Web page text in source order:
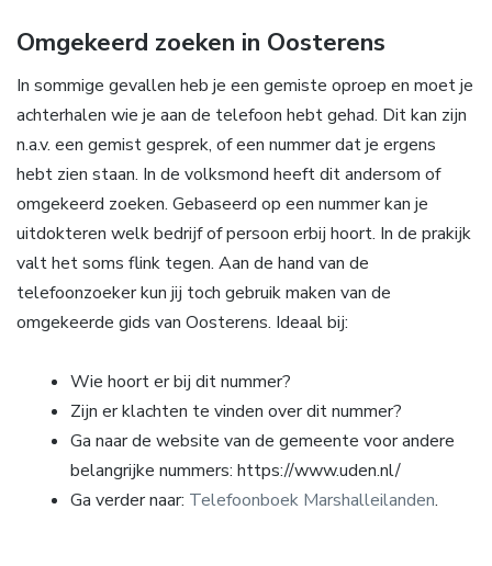
Omgekeerd zoeken in Oosterens
In sommige gevallen heb je een gemiste oproep en moet je
achterhalen wie je aan de telefoon hebt gehad. Dit kan zijn
n.a.v. een gemist gesprek, of een nummer dat je ergens
hebt zien staan. In de volksmond heeft dit andersom of
omgekeerd zoeken. Gebaseerd op een nummer kan je
uitdokteren welk bedrijf of persoon erbij hoort. In de prakijk
valt het soms flink tegen. Aan de hand van de
telefoonzoeker kun jij toch gebruik maken van de
omgekeerde gids van Oosterens. Ideaal bij:
Wie hoort er bij dit nummer?
Zijn er klachten te vinden over dit nummer?
Ga naar de website van de gemeente voor andere
belangrijke nummers: https://www.uden.nl/
Ga verder naar: Telefoonboek Marshalleilanden.